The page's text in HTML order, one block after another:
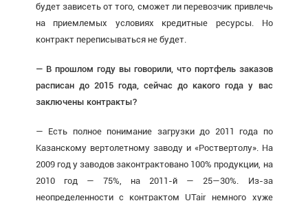
будет зависеть от того, сможет ли перевозчик привлечь
на приемлемых условиях кредитные ресурсы. Но
контракт переписываться не будет.
— В прошлом году вы говорили, что портфель заказов
расписан до 2015 года, сейчас до какого года у вас
заключены контракты?
— Есть полное понимание загрузки до 2011 года по
Казанскому вертолетному заводу и «Роствертолу». На
2009 год у заводов законтрактовано 100% продукции, на
2010 год — 75%, на 2011-й — 25—30%. Из-за
неопределенности с контрактом UTair немного хуже